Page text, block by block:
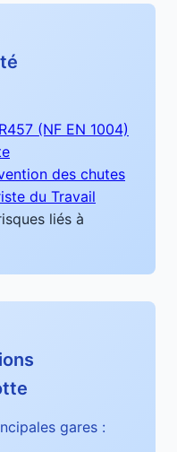
(NF EN 1004)
des chutes
du Travail
liés à
gares :